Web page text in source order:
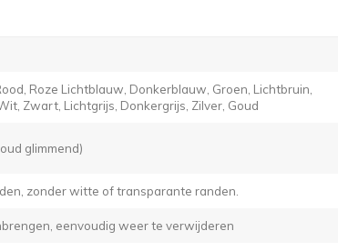
Roze Lichtblauw, Donkerblauw, Groen, Lichtbruin,
Zwart, Lichtgrijs, Donkergrijs, Zilver, Goud
glimmend)
zonder witte of transparante randen.
eenvoudig weer te verwijderen